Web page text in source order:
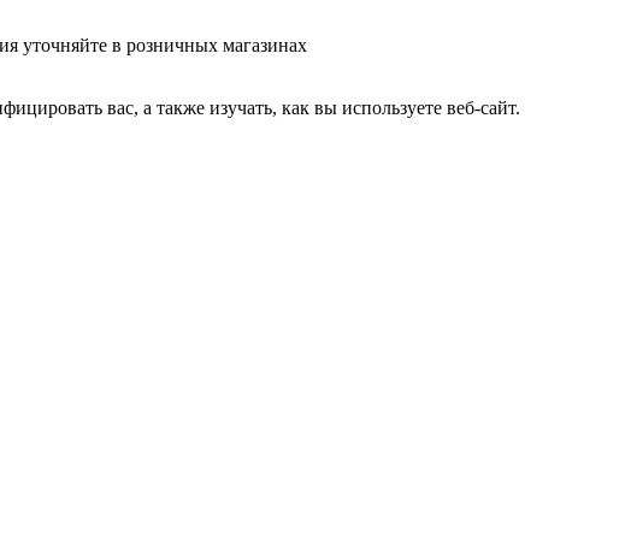
уточняйте в розничных магазинах
вас, а также изучать, как вы используете веб-сайт.